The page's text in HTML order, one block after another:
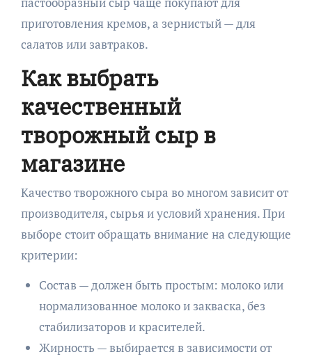
приготовления кремов, а зернистый — для
салатов или завтраков.
Как выбрать
качественный
творожный сыр в
магазине
Качество творожного сыра во многом зависит от
производителя, сырья и условий хранения. При
выборе стоит обращать внимание на следующие
критерии:
Состав — должен быть простым: молоко или
нормализованное молоко и закваска, без
стабилизаторов и красителей.
Жирность — выбирается в зависимости от